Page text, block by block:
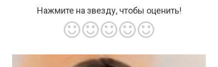
Нажмите на звезду, чтобы оценить!